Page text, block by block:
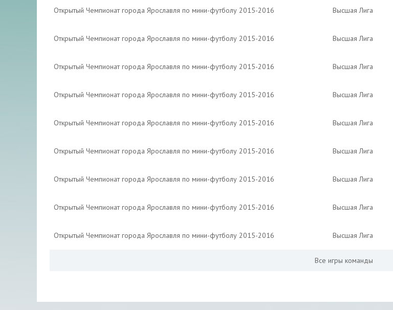
Открытый Чемпионат города Ярославля по мини-футболу 2015-2016 Высшая Лига
Открытый Чемпионат города Ярославля по мини-футболу 2015-2016 Высшая Лига
Открытый Чемпионат города Ярославля по мини-футболу 2015-2016 Высшая Лига
Открытый Чемпионат города Ярославля по мини-футболу 2015-2016 Высшая Лига
Открытый Чемпионат города Ярославля по мини-футболу 2015-2016 Высшая Лига
Открытый Чемпионат города Ярославля по мини-футболу 2015-2016 Высшая Лига
Открытый Чемпионат города Ярославля по мини-футболу 2015-2016 Высшая Лига
Открытый Чемпионат города Ярославля по мини-футболу 2015-2016 Высшая Лига
Открытый Чемпионат города Ярославля по мини-футболу 2015-2016 Высшая Лига
Все игры команды